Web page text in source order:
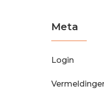
Meta
Login